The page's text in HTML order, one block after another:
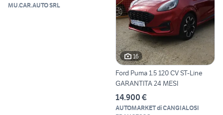
MU.CAR.AUTO SRL
16
Ford Puma 1.5 120 CV ST-Line
GARANTITA 24 MESI
14.900 €
AUTOMARKET di CANGIALOSI